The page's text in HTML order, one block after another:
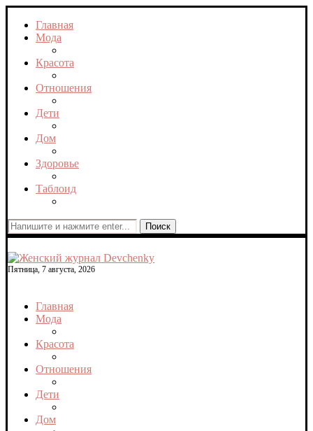
Главная
Мода
Красота
Отношения
Дети
Дом
Здоровье
Таблоид
Поиск
Пятница, 7 августа, 2026
Главная
Мода
Красота
Отношения
Дети
Дом